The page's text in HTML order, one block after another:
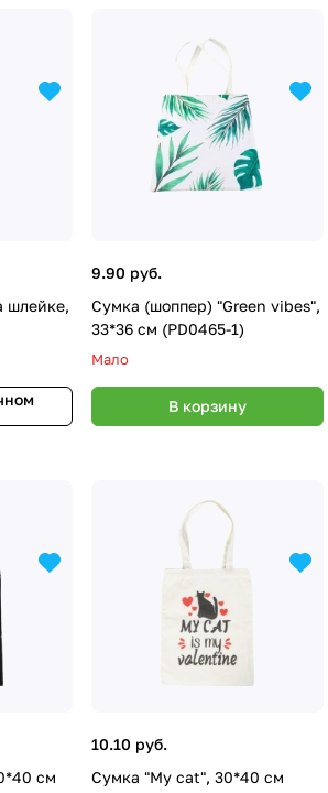
шлейке,
9.90 руб.
Сумка (шоппер) "Green vibes",
33*36 см (PD0465-1)
Мало
В корзину
см
10.10 руб.
Сумка "My cat", 30*40 см